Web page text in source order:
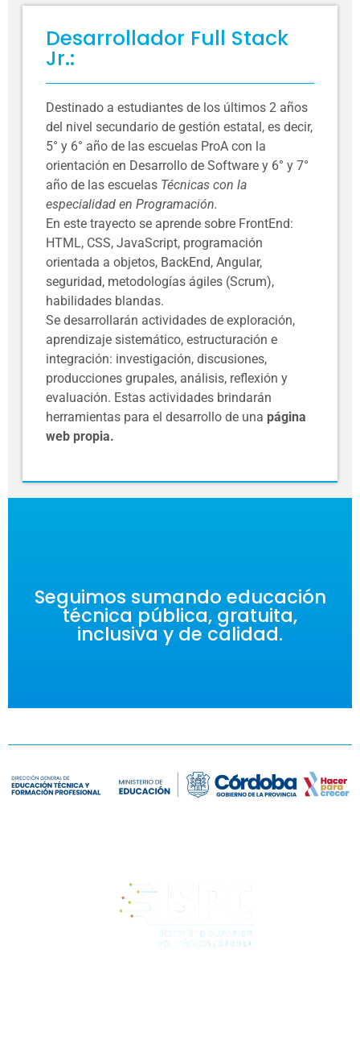
Desarrollador Full Stack
Jr.:
Destinado a estudiantes de los últimos 2 años
del nivel secundario de gestión estatal, es decir,
5° y 6° año de las escuelas ProA con la
orientación en Desarrollo de Software y 6° y 7°
año de las escuelas Técnicas con la
especialidad en Programación.
En este trayecto se aprende sobre FrontEnd:
HTML, CSS, JavaScript, programación
orientada a objetos, BackEnd, Angular,
seguridad, metodologías ágiles (Scrum),
habilidades blandas.
Se desarrollarán actividades de exploración,
aprendizaje sistemático, estructuración e
integración: investigación, discusiones,
producciones grupales, análisis, reflexión y
evaluación. Estas actividades brindarán
herramientas para el desarrollo de una página
web propia.
Seguimos sumando educación
técnica pública, gratuita,
inclusiva y de calidad.